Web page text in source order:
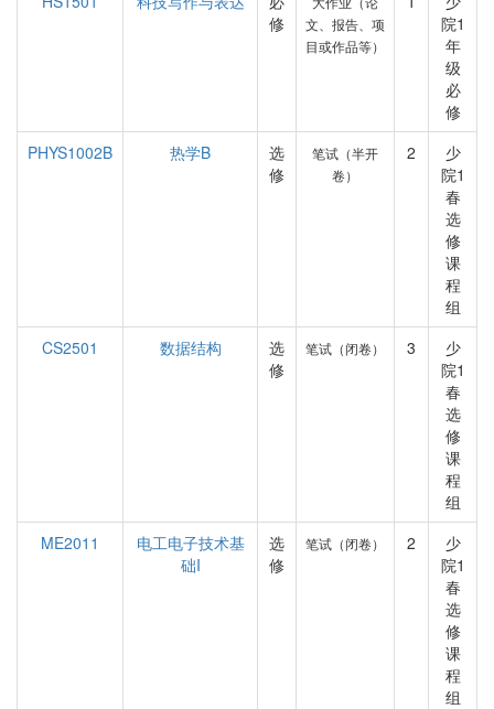
修
文、报告、项
目或作品等）
院1
年
级
必
修
PHYS1002B
热学B
选
修
笔试（半开
卷）
2
少
院1
春
选
修
课
程
组
CS2501
数据结构
选
修
笔试（闭卷） 3
少
院1
春
选
修
课
程
组
ME2011
电工电子技术基
础I
选
修
笔试（闭卷） 2
少
院1
春
选
修
课
程
组